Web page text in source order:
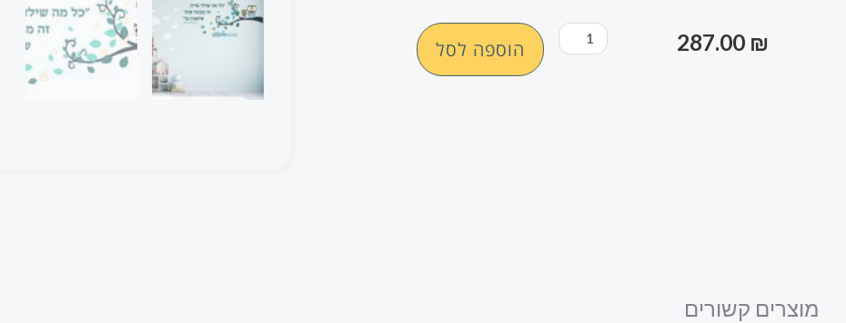
287.00 ₪
כמות
הוספה לסל
מוצרים קשורים